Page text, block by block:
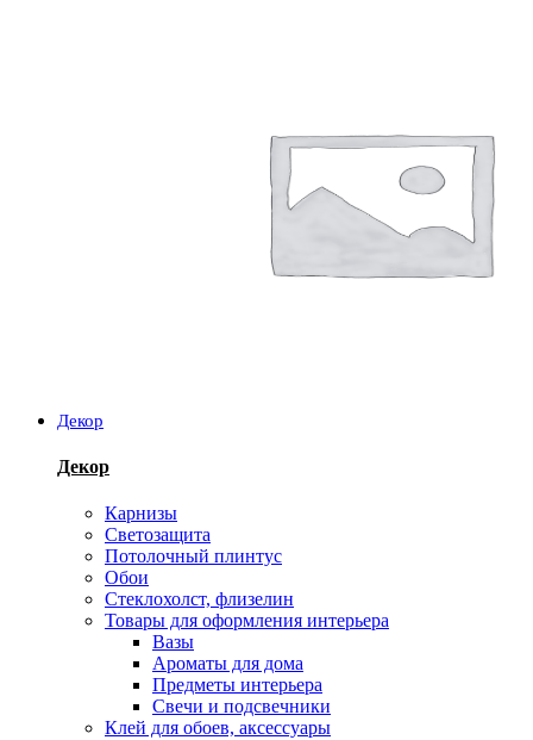
Декор
Декор
Карнизы
Светозащита
Потолочный плинтус
Обои
Стеклохолст, флизелин
Товары для оформления интерьера
Вазы
Ароматы для дома
Предметы интерьера
Свечи и подсвечники
Клей для обоев, аксессуары